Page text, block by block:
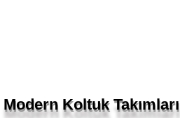
Modern Koltuk Takımları